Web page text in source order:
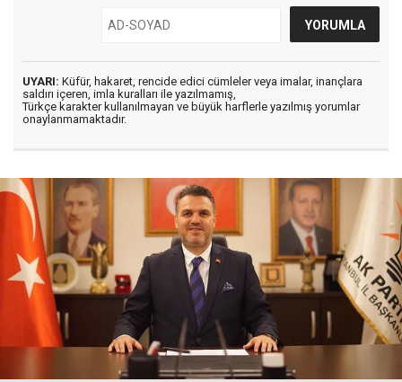
UYARI: Küfür, hakaret, rencide edici cümleler veya imalar, inançlara
saldırı içeren, imla kuralları ile yazılmamış,
Türkçe karakter kullanılmayan ve büyük harflerle yazılmış yorumlar
onaylanmamaktadır.